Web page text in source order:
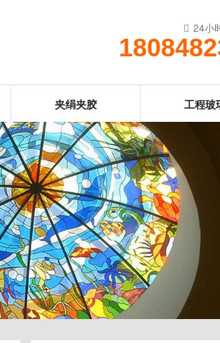
24小
夹绢夹胶 工程玻